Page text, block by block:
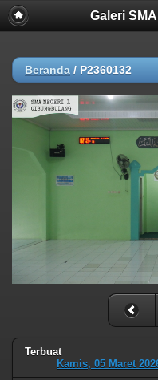
Galeri
Beranda / P2360132
Terbuat
Kamis, 05 Maret